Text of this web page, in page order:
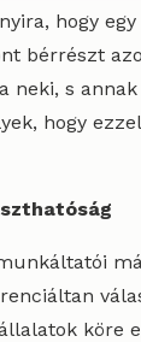
hogy
bérrészt
neki, s
hogy
köre